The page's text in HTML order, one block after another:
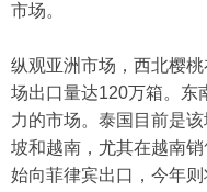
市场。
纵观亚洲市场，西北樱
场出口量达120万箱。东
力的市场。泰国目前是
坡和越南，尤其在越南
始向菲律宾出口，今年